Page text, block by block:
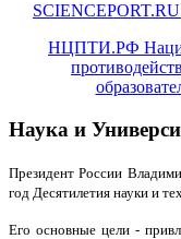
SCIENCEPORT.RU
НЦПТИ.РФ
Наука и
Президент России
год Десятилетия науки и
Его основные цели -